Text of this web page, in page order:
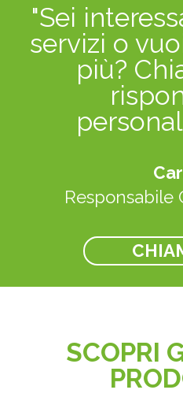
"Sei
servizi o
più?
Responsabile
SCOPRI